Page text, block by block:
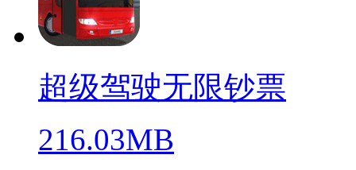
超级驾驶无限钞票
216.03MB